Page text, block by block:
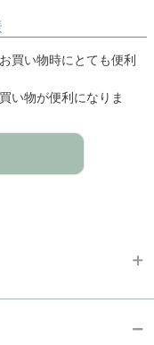
買い物時にとても便利
い物が便利になりま